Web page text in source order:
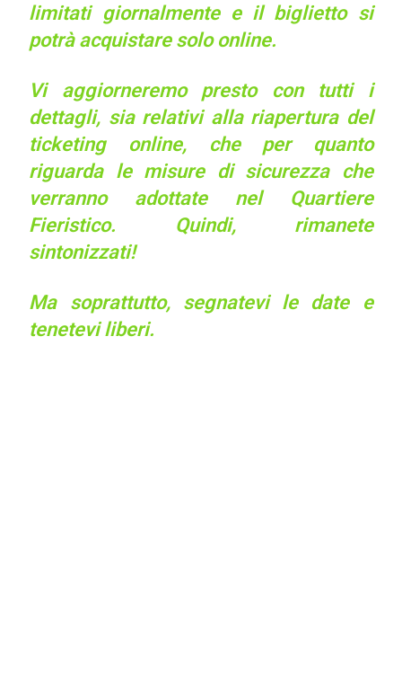
limitati giornalmente e il biglietto si
potrà acquistare solo online.
Vi aggiorneremo presto con tutti i
dettagli, sia relativi alla riapertura del
ticketing online, che per quanto
riguarda le misure di sicurezza che
verranno adottate nel Quartiere
Fieristico. Quindi, rimanete
sintonizzati!
Ma soprattutto, segnatevi le date e
tenetevi liberi.